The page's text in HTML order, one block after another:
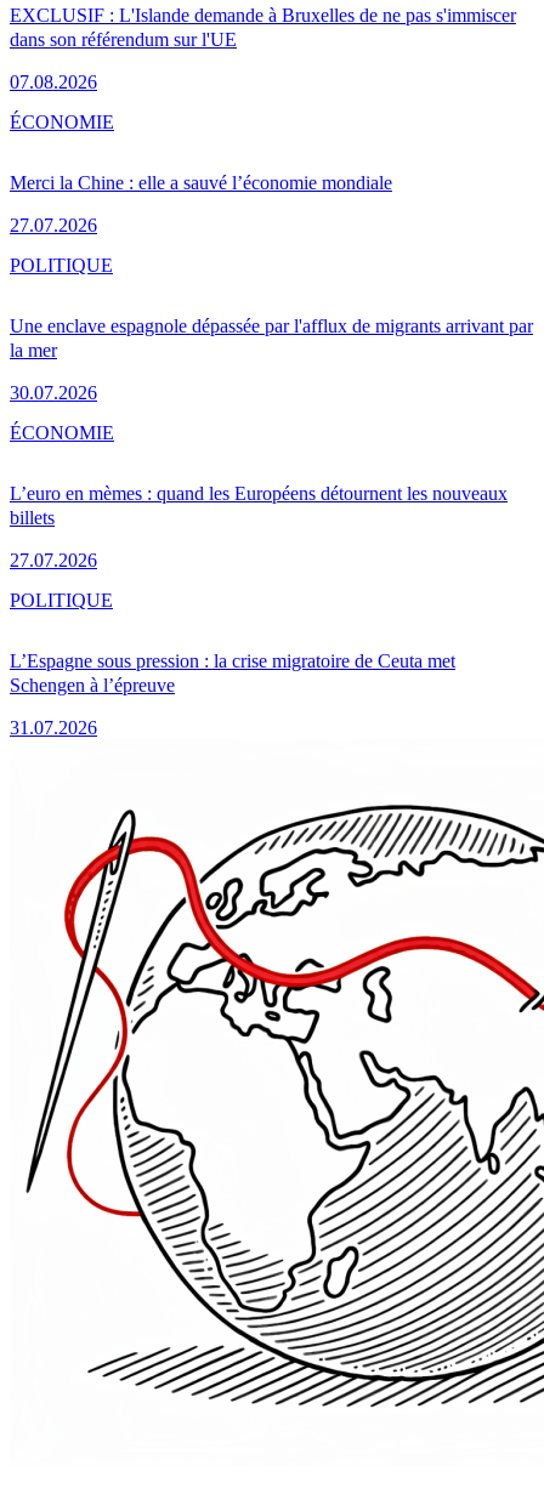
EXCLUSIF : L'Islande demande à Bruxelles de ne pas s'immiscer
dans son référendum sur l'UE
07.08.2026
Merci la Chine : elle a sauvé l’économie mondiale
27.07.2026
ÉCONOMIE
Une enclave espagnole dépassée par l'afflux de migrants arrivant par
la mer
30.07.2026
POLITIQUE
L’euro en mèmes : quand les Européens détournent les nouveaux
billets
27.07.2026
ÉCONOMIE
L’Espagne sous pression : la crise migratoire de Ceuta met
Schengen à l’épreuve
31.07.2026
POLITIQUE